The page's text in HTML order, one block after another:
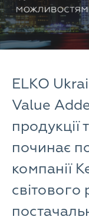
ELKO
Value
продукції
починає
компанії
світового